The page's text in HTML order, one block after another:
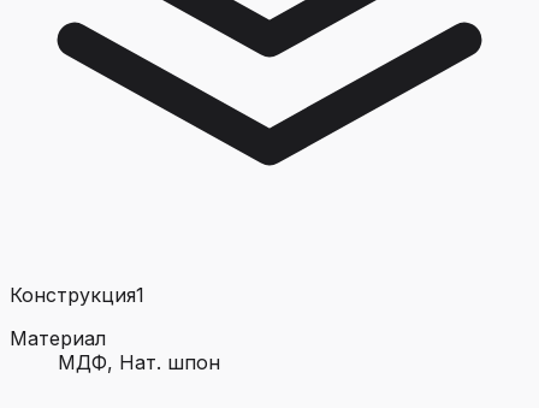
Конструкция1
Материал
МДФ, Нат. шпон